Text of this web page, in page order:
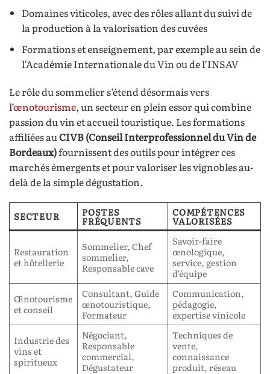
Domaines viticoles, avec des rôles allant du suivi de
la production à la valorisation des cuvées
Formations et enseignement, par exemple au sein de
l’Académie Internationale du Vin ou de l’INSAV
Le rôle du sommelier s’étend désormais vers
l’œnotourisme, un secteur en plein essor qui combine
passion du vin et accueil touristique. Les formations
affiliées auCIVB (Conseil Interprofessionnel du Vin de
Bordeaux)fournissent des outils pour intégrer ces
marchés émergents et pour valoriser les vignobles au-
delà de la simple dégustation.
SECTEUR POSTES
FRÉQUENTS
COMPÉTENCES
VALORISÉES
Restauration
et hôtellerie
Sommelier, Chef
sommelier,
Responsable cave
Savoir-faire
œnologique,
service, gestion
d’équipe
Œnotourisme
et conseil
Consultant, Guide
œnotouristique,
Formateur
Communication,
pédagogie,
expertise vinicole
Industrie des
vins et
spiritueux
Négociant,
Responsable
commercial,
Dégustateur
Techniques de
vente,
connaissance
produit, réseau